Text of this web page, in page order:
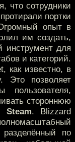
что сотрудники
портки
опыт в
им создать,
инструмент для
и категорий.
как известно, в
Это позволяет
пользователя,
стороннюю
Steam. Blizzard
по